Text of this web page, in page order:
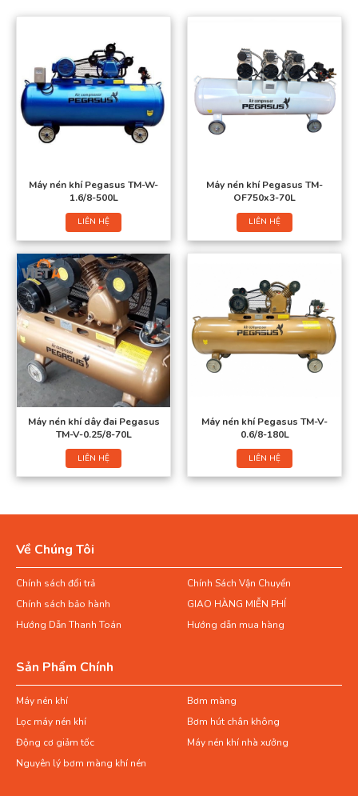
Máy nén khí Pegasus TM-W-
1.6/8-500L
LIÊN HỆ
Máy nén khí Pegasus TM-
OF750x3-70L
LIÊN HỆ
Máy nén khí dây đai Pegasus
TM-V-0.25/8-70L
LIÊN HỆ
Máy nén khí Pegasus TM-V-
0.6/8-180L
LIÊN HỆ
Về Chúng Tôi
Chính sách đổi trả
Chính Sách Vận Chuyển
Chính sách bảo hành
GIAO HÀNG MIỄN PHÍ
Hướng Dẫn Thanh Toán
Hướng dẫn mua hàng
Sản Phẩm Chính
Máy nén khí
Bơm màng
Lọc máy nén khí
Bơm hút chân không
Động cơ giảm tốc
Máy nén khí nhà xưởng
Nguyên lý bơm màng khí nén